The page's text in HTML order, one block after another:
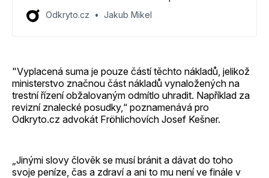
milionů korun. Janoušek chtěl po státu nahradit
údajnou škodu, která mu měla vzniknout, když mu
Odkryto.cz Jakub Mikel
"Vyplacená suma je pouze částí těchto nákladů, jelikož
ministerstvo značnou část nákladů vynaložených na
trestní řízení obžalovaným odmítlo uhradit. Například za
revizní znalecké posudky,“ poznamenává pro
Odkryto.cz advokát Fröhlichovích Josef Kešner.
„Jinými slovy člověk se musí bránit a dávat do toho
svoje peníze, čas a zdraví a ani to mu není ve finále v